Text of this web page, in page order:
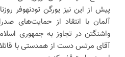
پیش از این نیز یورگن تودنهوفر
آلمان با انتقاد از حمایت‌های
واشنگتن در تجاوز به جمهوری
آقای مرتس دست از همدستی با